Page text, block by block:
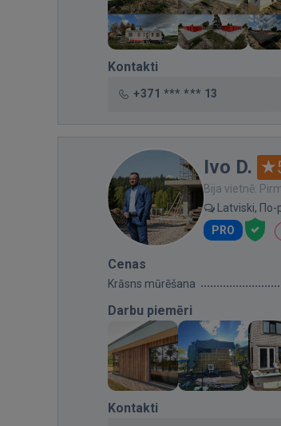
Kontakti
+371 *** *** 13
Ivo D.
Bija vietnē:
Latviski, По-
PRO
Cenas
Krāsns mūrēšana
Darbu piemēri
Kontakti